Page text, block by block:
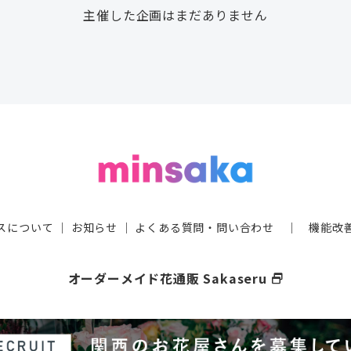
主催した企画はまだありません
について ｜ お知らせ ｜ よくある質問・問い合わせ ｜機能改
オーダーメイド花通販 Sakaseru select_window